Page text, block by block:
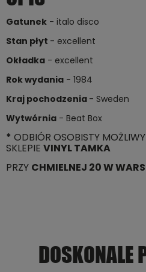
Gatunek - italo disco
Stan płyt - excellent
Okładka - excellent
Rok wydania - 1984
Kraj pochodzenia - Sweden
Wytwórnia - Beat Box
* ODBIÓR OSOBISTY
SKLEPIE VINYL TAMKA
PRZY CHMIELNEJ 20 W
DOSKONALE